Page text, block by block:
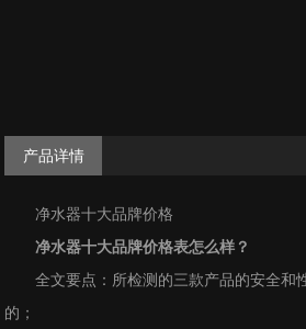
产品详情
净水器十大品牌价格
净水器十大品牌价格表怎么样？
全文要点：所检测的三款产品的安全和
的；